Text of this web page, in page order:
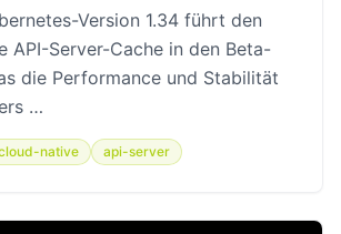
Version 1.34 führt den
API-Server-Cache in den Beta-
die Performance und Stabilität
…
native api-server